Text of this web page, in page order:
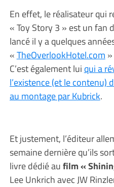
En effet, le réalisateur qui
« Toy Story 3 » est un fan
lancé il y a quelques
«TheOverlookHotel.com
C’est également lui qui a
l’existence (et le contenu)
au montage par Kubrick.
Et justement, l’éditeur
semaine dernière qu’ils
livre dédié aufilm «
Lee Unkrich avec JW